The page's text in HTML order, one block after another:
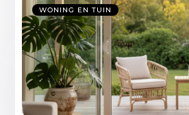
WONING EN TUIN